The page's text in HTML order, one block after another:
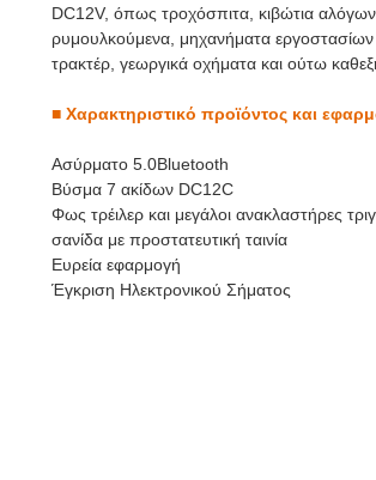
DC12V, όπως τροχόσπιτα, κιβώτια αλόγων,
ρυμουλκούμενα, μηχανήματα
τρακτέρ, γεωργικά οχήματα και ούτω
■ Χαρακτηριστικό προϊόντος και
Ασύρματο 5.0Bluetooth
Βύσμα 7 ακίδων DC12C
Φως τρέιλερ και μεγάλοι ανακλαστήρες
σανίδα με προστατευτική ταινία
Ευρεία εφαρμογή
Έγκριση Ηλεκτρονικού Σήματος